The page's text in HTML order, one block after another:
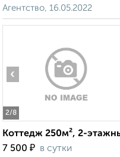
Агентство, 16.05.2022
2/8
‹
Коттедж 250м², 2-
7 500 ₽ в сутки